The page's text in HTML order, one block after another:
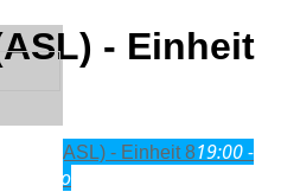
- Einheit
(ASL) - Einheit 819:00 -
Lemgo